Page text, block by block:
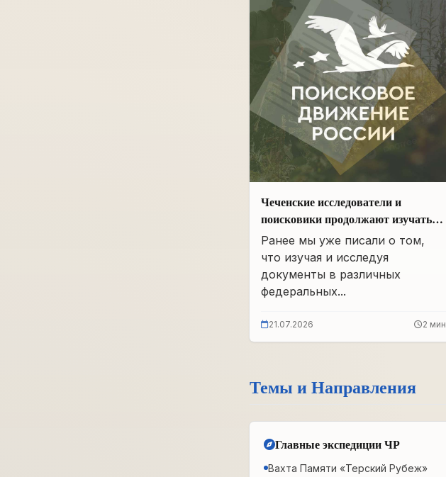
Чеченские исследователи и
поисковики продолжают изучать
фонды бывшего партархива СССР
Ранее мы уже писали о том,
что изучая и исследуя
документы в различных
федеральных...
21.07.2026 2 мин
Темы и Направления
Главные экспедиции ЧР
Вахта Памяти «Терский Рубеж»